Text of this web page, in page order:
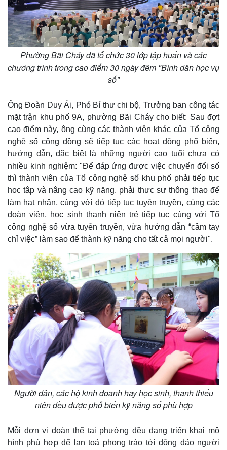
Phường Bãi Cháy đã tổ chức 30 lớp tập huấn và các
chương trình trong cao điểm 30 ngày đêm "Bình dân học vụ
số"
Ông Đoàn Duy Ái, Phó Bí thư chi bộ, Trưởng ban công tác
mặt trận khu phố 9A, phường Bãi Cháy cho biết: Sau đợt
cao điểm này, ông cùng các thành viên khác của Tổ công
nghệ số cộng đồng sẽ tiếp tục các hoạt động phổ biến,
hướng dẫn, đặc biệt là những người cao tuổi chưa có
nhiều kinh nghiệm: "Để đáp ứng được việc chuyển đổi số
thì thành viên của Tổ công nghệ số khu phố phải tiếp tục
học tập và nâng cao kỹ năng, phải thực sự thông thạo để
làm hạt nhân, cùng với đó tiếp tục tuyên truyền, cùng các
đoàn viên, học sinh thanh niên trẻ tiếp tục cùng với Tổ
công nghệ số vừa tuyên truyền, vừa hướng dẫn “cầm tay
chỉ việc” làm sao để thành kỹ năng cho tất cả mọi người".
Người dân, các hộ kinh doanh hay học sinh, thanh thiếu
niên đều được phổ biến kỹ năng số phù hợp
Mỗi đơn vị đoàn thể tại phường đều đang triển khai mô
hình phù hợp để lan toả phong trào tới đông đảo người